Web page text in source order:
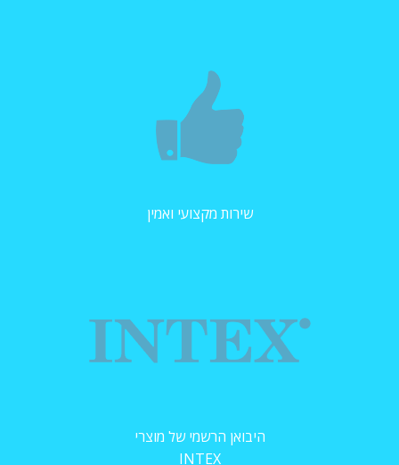
שירות מקצועי ואמין
היבואן הרשמי של מוצרי
INTEX